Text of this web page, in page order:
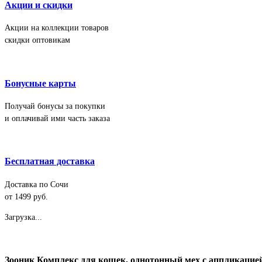
Акции и скидки
Акции на коллекции товаров
скидки оптовикам
Бонусные карты
Получай бонусы за покупки
и оплачивай ими часть заказа
Бесплатная доставка
Доставка по Сочи
от 1499 руб.
Загрузка...